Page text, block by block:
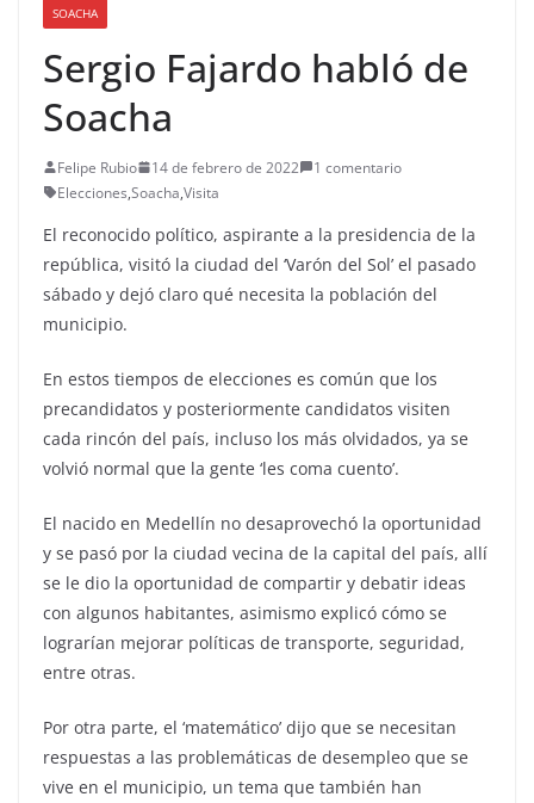
SOACHA
Sergio Fajardo habló de
Soacha
Felipe Rubio 14 de febrero de 2022
1 comentario
Elecciones,Soacha,Visita
El reconocido político, aspirante a la presidencia de la
república, visitó la ciudad del ‘Varón del Sol’ el pasado
sábado y dejó claro qué necesita la población del
municipio.
En estos tiempos de elecciones es común que los
precandidatos y posteriormente candidatos visiten
cada rincón del país, incluso los más olvidados, ya se
volvió normal que la gente ‘les coma cuento’.
El nacido en Medellín no desaprovechó la oportunidad
y se pasó por la ciudad vecina de la capital del país, allí
se le dio la oportunidad de compartir y debatir ideas
con algunos habitantes, asimismo explicó cómo se
lograrían mejorar políticas de transporte, seguridad,
entre otras.
Por otra parte, el ‘matemático’ dijo que se necesitan
respuestas a las problemáticas de desempleo que se
vive en el municipio, un tema que también han